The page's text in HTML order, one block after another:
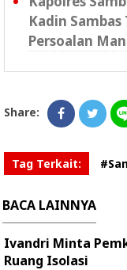
Kadin
Persoalan
Share:
Tag Terkait:
BACA LAINNYA
Ivandri Minta
Ruang Isolasi